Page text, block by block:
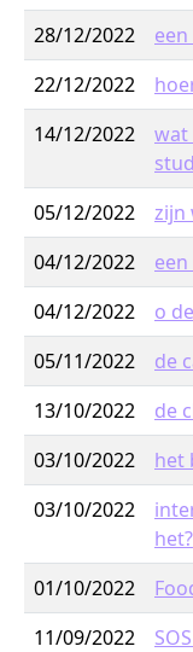
28/12/2022
22/12/2022
14/12/2022
wat
05/12/2022
zijn
04/12/2022
04/12/2022
o
05/11/2022
de
13/10/2022
de
03/10/2022
het
03/10/2022
het?
01/10/2022
11/09/2022